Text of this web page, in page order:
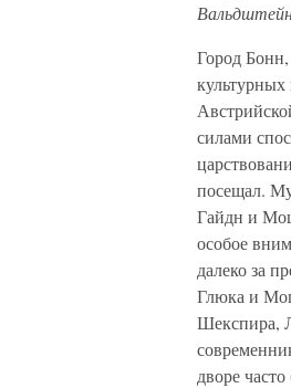
Город
силами
посещал.
Гайдн и
особое
далеко за
Глюка и
Шекспира,
дворе